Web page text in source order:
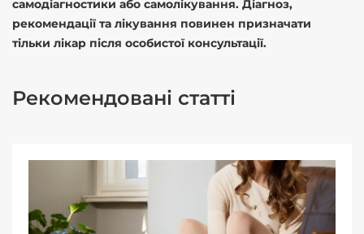
самодіагностики або самолікування. Діагноз,
рекомендації та лікування повинен призначати
тільки лікар після особистої консультації.
Рекомендовані статті